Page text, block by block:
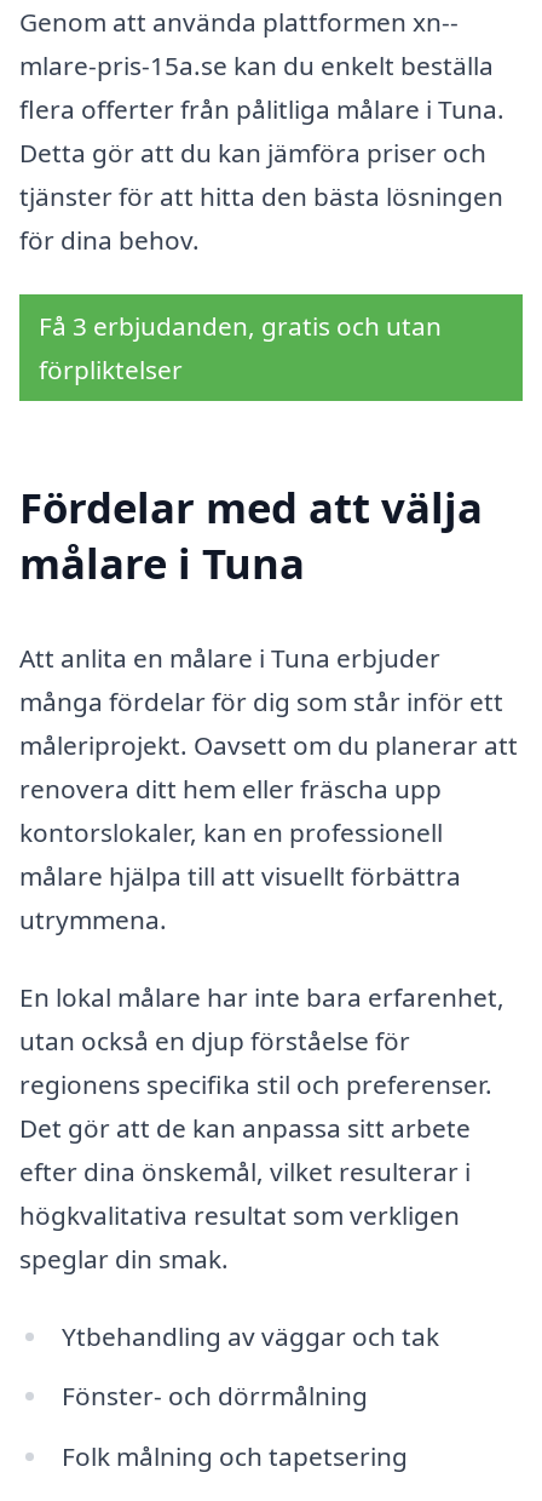
Genom att använda plattformen xn--
mlare-pris-15a.se kan du enkelt beställa
flera offerter från pålitliga målare i Tuna.
Detta gör att du kan jämföra priser och
tjänster för att hitta den bästa lösningen
för dina behov.
Få 3 erbjudanden, gratis och utan
förpliktelser
Fördelar med att välja
målare i Tuna
Att anlita en målare i Tuna erbjuder
många fördelar för dig som står inför ett
måleriprojekt. Oavsett om du planerar att
renovera ditt hem eller fräscha upp
kontorslokaler, kan en professionell
målare hjälpa till att visuellt förbättra
utrymmena.
En lokal målare har inte bara erfarenhet,
utan också en djup förståelse för
regionens specifika stil och preferenser.
Det gör att de kan anpassa sitt arbete
efter dina önskemål, vilket resulterar i
högkvalitativa resultat som verkligen
speglar din smak.
Ytbehandling av väggar och tak
Fönster- och dörrmålning
Folk målning och tapetsering